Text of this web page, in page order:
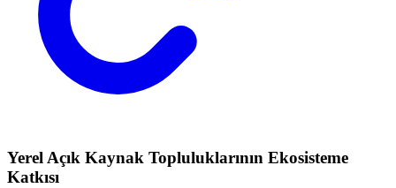
Yerel Açık Kaynak Topluluklarının Ekosisteme
Katkısı